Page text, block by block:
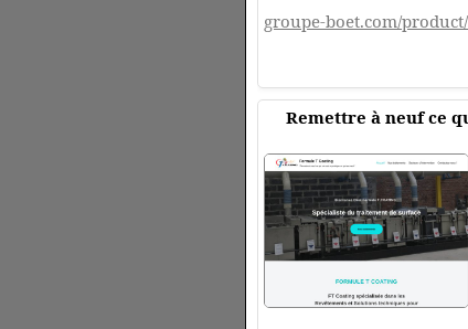
groupe-boet.com/
Remettre à neuf ce